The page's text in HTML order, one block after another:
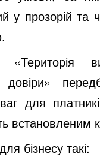
у прозорій та
«Територія
довіри»
для
встановленим
бізнесу такі: